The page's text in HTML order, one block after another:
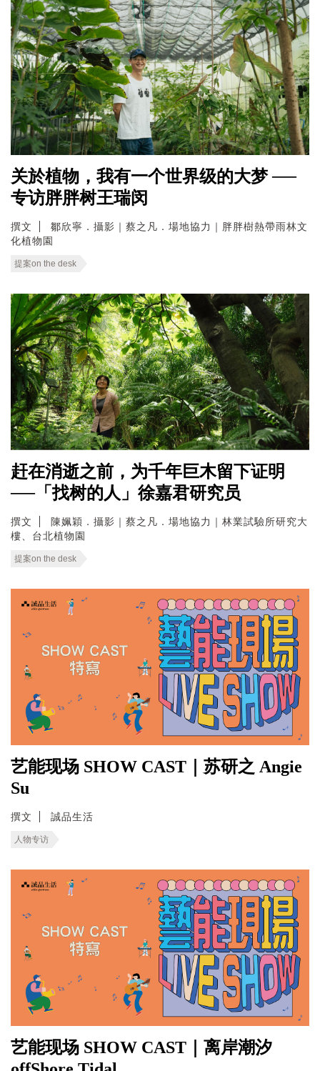
关於植物，我有一个世界级的大梦 ──
专访胖胖树王瑞闵
撰文
鄒欣寧．攝影｜蔡之凡．場地協力｜胖胖樹熱帶雨林文
化植物園
提案on the desk
赶在消逝之前，为千年巨木留下证明
──「找树的人」徐嘉君研究员
撰文
陳姵穎．攝影｜蔡之凡．場地協力｜林業試驗所研究大
樓、台北植物園
提案on the desk
艺能现场 SHOW CAST｜苏研之 Angie
Su
撰文 誠品生活
人物专访
艺能现场 SHOW CAST｜离岸潮汐